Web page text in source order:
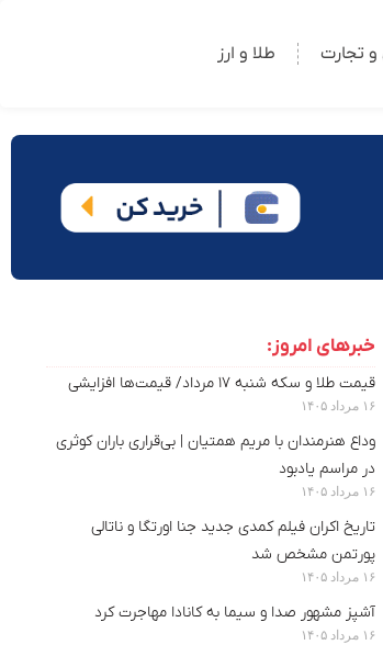
تجارت طلا و ارز
خبرهای امروز:
قیمت طلا و سکه شنبه ۱۷ مرداد/ قیمت‌ها افزایشی
۱۶ مرداد ۱۴۰۵
وداع هنرمندان با مریم همتیان | بی‌قراری باران کوثری
در مراسم یادبود
۱۶ مرداد ۱۴۰۵
تاریخ اکران فیلم کمدی جدید جنا اورتگا و ناتالی
پورتمن مشخص شد
۱۶ مرداد ۱۴۰۵
آشپز مشهور صدا و سیما به کانادا مهاجرت کرد
۱۶ مرداد ۱۴۰۵